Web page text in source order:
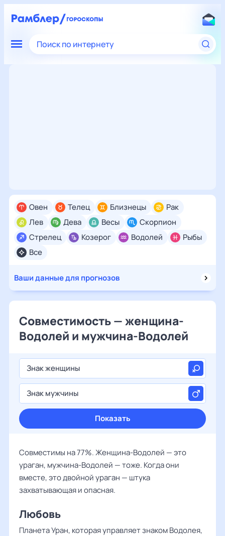
Поиск по интернету
Все
Овен Телец Близнецы
Рак
Лев
Дева Весы
Скорпион
Стрелец
Козерог Водолей Рыбы
Ваши данные для прогнозов
Совместимость — женщина-
Водолей и мужчина-Водолей
Знак женщины
Знак мужчины
Показать
Совместимы на 77%. Женщина-Водолей — это
ураган, мужчина-Водолей — тоже. Когда они
вместе, это двойной ураган — штука
захватывающая и опасная.
Любовь
Планета Уран, которая управляет знаком Водолея,